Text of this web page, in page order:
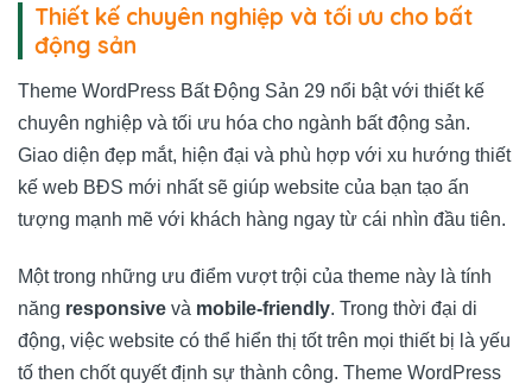
Thiết kế chuyên nghiệp và tối ưu cho bất
động sản
Theme WordPress Bất Động Sản 29 nổi bật với thiết kế
chuyên nghiệp và tối ưu hóa cho ngành bất động sản.
Giao diện đẹp mắt, hiện đại và phù hợp với xu hướng thiết
kế web BĐS mới nhất sẽ giúp website của bạn tạo ấn
tượng mạnh mẽ với khách hàng ngay từ cái nhìn đầu tiên.
Một trong những ưu điểm vượt trội của theme này là tính
năng responsive và mobile-friendly. Trong thời đại di
động, việc website có thể hiển thị tốt trên mọi thiết bị là yếu
tố then chốt quyết định sự thành công. Theme WordPress